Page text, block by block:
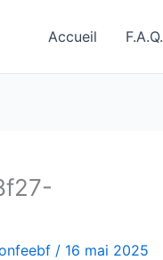
Accueil F.A.Q.
/ 16 mai 2025